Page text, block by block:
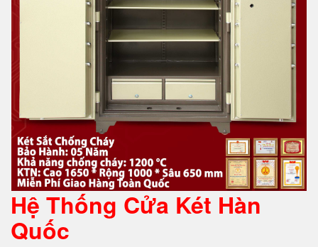
Hệ Thống Cửa Két Hàn
Quốc